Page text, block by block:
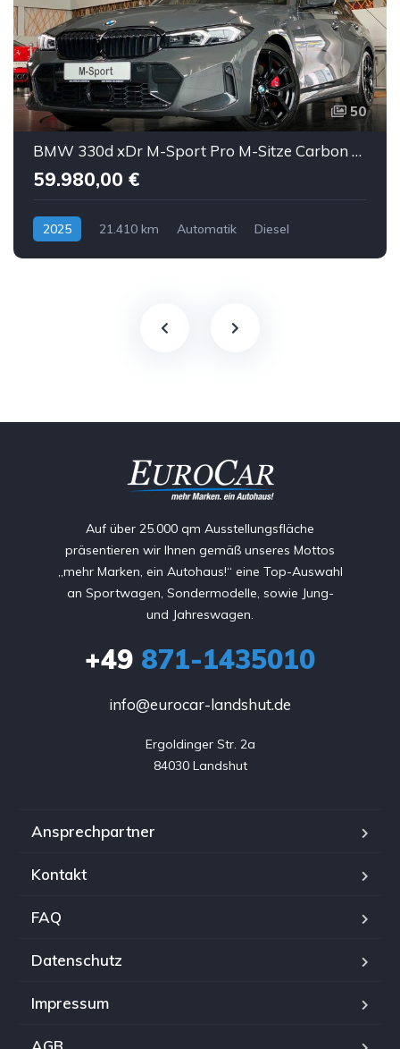
50
BMW 330d xDr M-Sport Pro M-Sitze Carbon Sthz ACC AHK
59.980,00 €
2025 21.410 km Automatik Diesel
Auf über 25.000 qm Ausstellungsfläche
präsentieren wir Ihnen gemäß unseres Mottos
„mehr Marken, ein Autohaus!“ eine Top-Auswahl
an Sportwagen, Sondermodelle, sowie Jung-
und Jahreswagen.
+49 871-1435010
info@eurocar-landshut.de
Ergoldinger Str. 2a
84030 Landshut
Ansprechpartner
Kontakt
FAQ
Datenschutz
Impressum